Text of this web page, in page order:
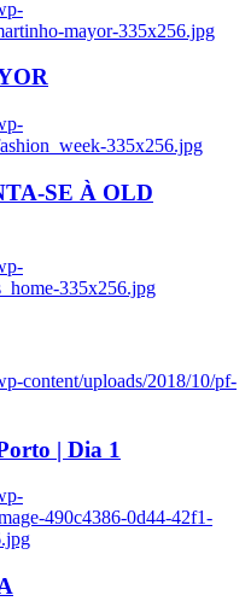
mayor-335x256.jpg
335x256.jpg
SE À OLD
335x256.jpg
content/uploads/2018/10/pf-
| Dia 1
490c4386-0d44-42f1-